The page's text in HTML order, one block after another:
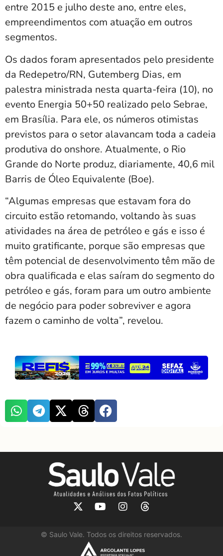
entre 2015 e julho deste ano, entre eles,
empreendimentos com atuação em outros
segmentos.
Os dados foram apresentados pelo presidente
da Redepetro/RN, Gutemberg Dias, em
palestra ministrada nesta quarta-feira (10), no
evento Energia 50+50 realizado pelo Sebrae,
em Brasília. Para ele, os números otimistas
previstos para o setor alavancam toda a cadeia
produtiva do onshore. Atualmente, o Rio
Grande do Norte produz, diariamente, 40,6 mil
Barris de Óleo Equivalente (Boe).
“Algumas empresas que estavam fora do
circuito estão retomando, voltando às suas
atividades na área de petróleo e gás e isso é
muito gratificante, porque são empresas que
têm potencial de desenvolvimento têm mão de
obra qualificada e elas saíram do segmento do
petróleo e gás, foram para um outro ambiente
de negócio para poder sobreviver e agora
fazem o caminho de volta”, revelou.
© Saulo Vale. Todos os direitos reservados.